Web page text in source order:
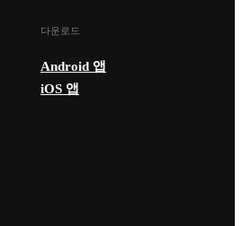
다운로드
Android 앱
iOS 앱